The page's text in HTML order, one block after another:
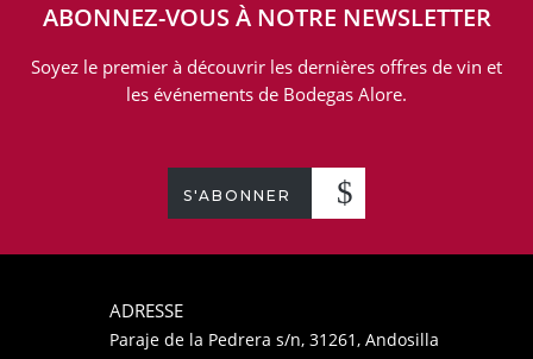
ABONNEZ-VOUS À NOTRE NEWSLETTER
Soyez le premier à découvrir les dernières offres de vin et
les événements de Bodegas Alore.
S'ABONNER
ADRESSE
Paraje de la Pedrera s/n, 31261, Andosilla